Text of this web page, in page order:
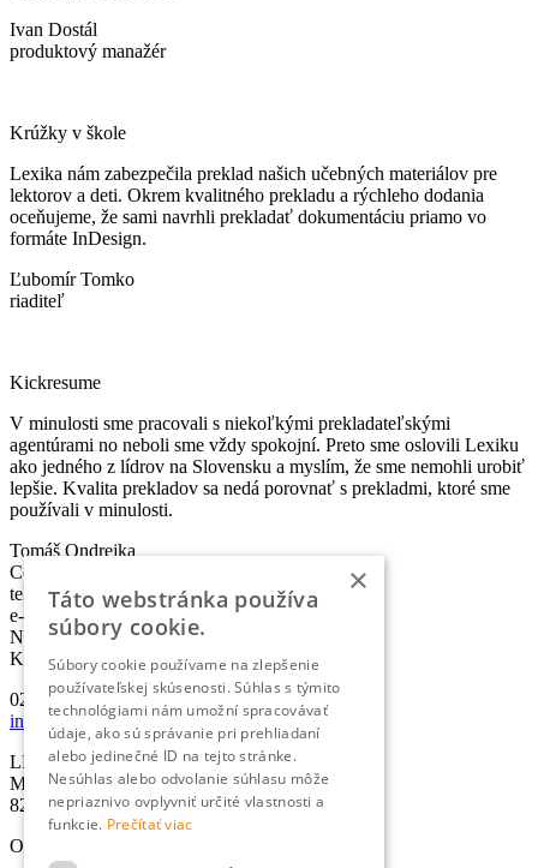
Ivan Dostál
produktový manažér
Krúžky v škole
Lexika nám zabezpečila preklad našich učebných materiálov pre
lektorov a deti. Okrem kvalitného prekladu a rýchleho dodania
oceňujeme, že sami navrhli prekladať dokumentáciu priamo vo
formáte InDesign.
Ľubomír Tomko
riaditeľ
Kickresume
V minulosti sme pracovali s niekoľkými prekladateľskými
agentúrami no neboli sme vždy spokojní. Preto sme oslovili Lexiku
ako jedného z lídrov na Slovensku a myslím, že sme nemohli urobiť
lepšie. Kvalita prekladov sa nedá porovnať s prekladmi, ktoré sme
používali v minulosti.
Tomáš Ondrejka
Co-founder & Head of Marketing
telefón: +421 2 5010 6700
e-mail:
info@lexika.sk
Nájdete nás:
Kontakty
02/501 067 00
info@lexika.sk
LEXIKA s.r.o.
Miletičova 21
821 09 Bratislava
Otváracie hodiny
×
Táto webstránka používa
súbory cookie.
Súbory cookie používame na zlepšenie
používateľskej skúsenosti. Súhlas s týmito
technológiami nám umožní spracovávať
údaje, ako sú správanie pri prehliadaní
alebo jedinečné ID na tejto stránke.
Nesúhlas alebo odvolanie súhlasu môže
nepriaznivo ovplyvniť určité vlastnosti a
funkcie. Prečítať viac